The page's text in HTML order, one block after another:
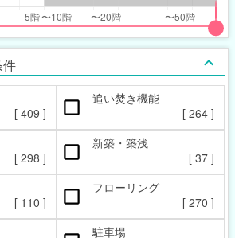
件
[ 409 ]
追い焚き機能
[ 264 ]
[ 298 ]
新築・築浅
[ 37 ]
[ 110 ]
フローリング
[ 270 ]
駐車場